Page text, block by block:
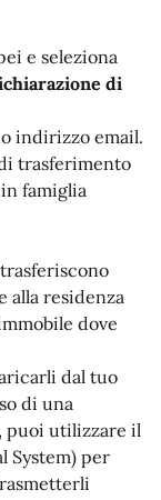
e seleziona
di
indirizzo email.
trasferimento
in famiglia
alla residenza
dove
dal tuo
di una
puoi utilizzare il
System) per